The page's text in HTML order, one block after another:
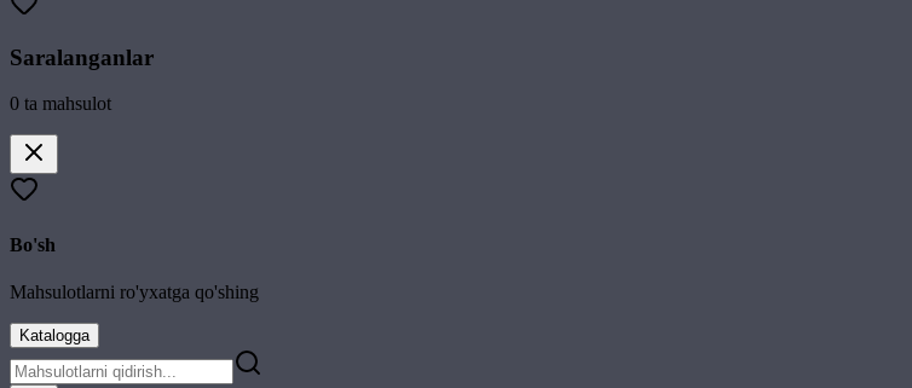
Saralanganlar
0 ta mahsulot
Bo'sh
Mahsulotlarni ro'yxatga qo'shing
Katalogga